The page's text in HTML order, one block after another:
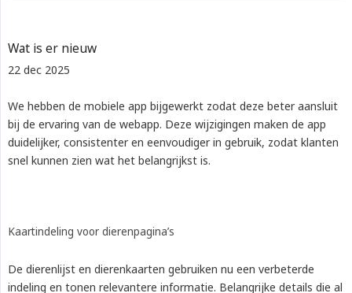
Wat is er nieuw
22 dec 2025
We hebben de mobiele app bijgewerkt zodat deze beter aansluit
bij de ervaring van de webapp. Deze wijzigingen maken de app
duidelijker, consistenter en eenvoudiger in gebruik, zodat klanten
snel kunnen zien wat het belangrijkst is.
Kaartindeling voor dierenpagina’s
De dierenlijst en dierenkaarten gebruiken nu een verbeterde
indeling en tonen relevantere informatie. Belangrijke details die al